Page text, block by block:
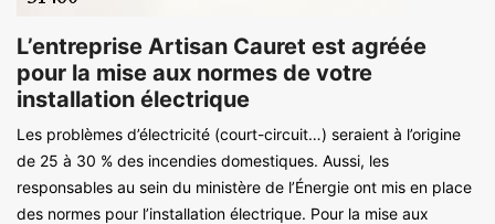
L’entreprise Artisan Cauret est agréée
pour la mise aux normes de votre
installation électrique
Les problèmes d’électricité (court-circuit…) seraient à l’origine
de 25 à 30 % des incendies domestiques. Aussi, les
responsables au sein du ministère de l’Énergie ont mis en place
des normes pour l’installation électrique. Pour la mise aux